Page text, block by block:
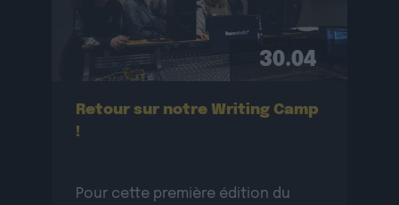
30.04
Retour sur notre Writing Camp
!
Pour cette première édition du